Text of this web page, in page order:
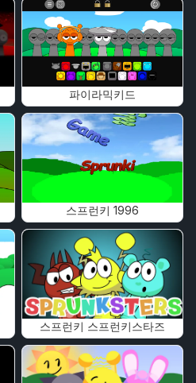
파이라믹키드
스프런키 1996
스프런키 스프런키스타즈